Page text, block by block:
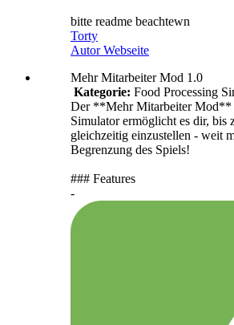
bitte readme beachtewn
Torty
Autor Webseite
Mehr Mitarbeiter Mod 1.0
Kategorie: Food Processing
Der **Mehr Mitarbeiter Mod**
Simulator ermöglicht es dir,
gleichzeitig einzustellen - weit
Begrenzung des Spiels!
### Features
-